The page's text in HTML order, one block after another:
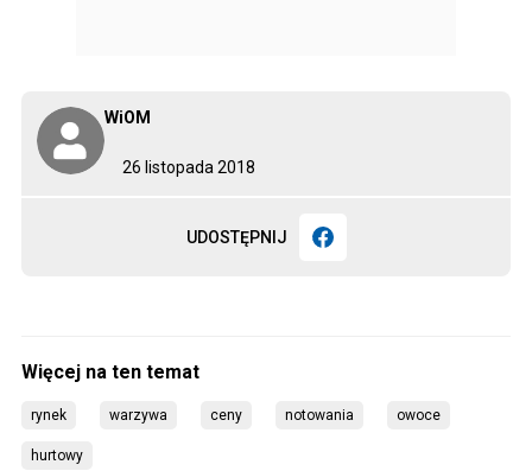
26 listopada 2018
WiOM
UDOSTĘPNIJ
rynek warzywa ceny notowania owoce
hurtowy